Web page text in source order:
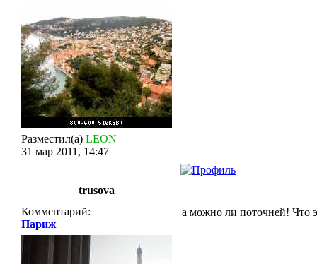
Разместил(а) LEON
31 мар 2011, 14:47
trusova
Комментарий:
Париж
а можно ли поточней! Что